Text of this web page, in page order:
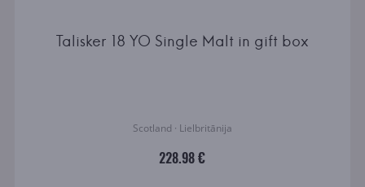
Talisker 18 YO Single Malt in gift box
Scotland · Lielbritānija
228.98 €